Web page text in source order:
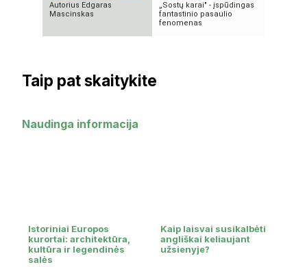
Autorius Edgaras
Mascinskas
„Sostų karai" - įspūdingas
fantastinio pasaulio
fenomenas
Taip pat skaitykite
Naudinga informacija
Istoriniai Europos
kurortai: architektūra,
kultūra ir legendinės
salės
Kaip laisvai susikalbėti
angliškai keliaujant
užsienyje?